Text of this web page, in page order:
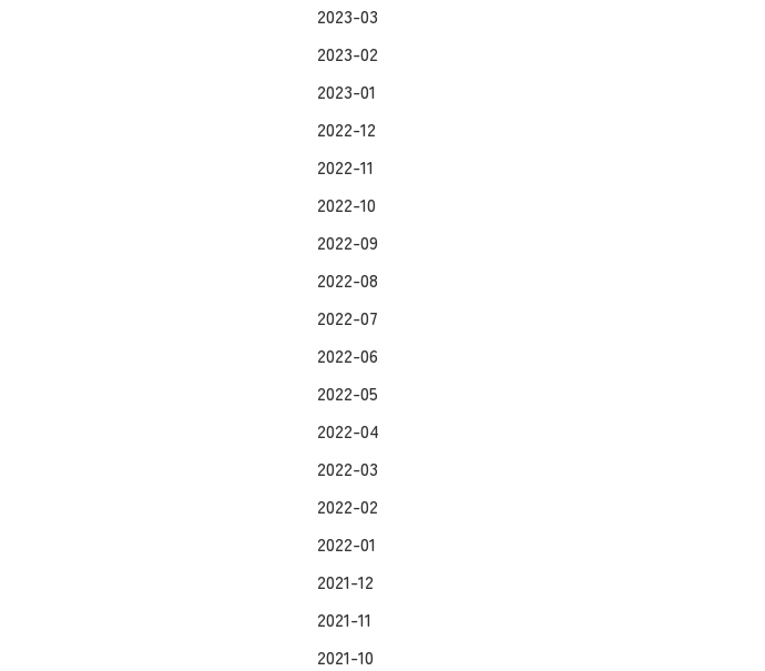
2023-03
2023-02
2023-01
2022-12
2022-11
2022-10
2022-09
2022-08
2022-07
2022-06
2022-05
2022-04
2022-03
2022-02
2022-01
2021-12
2021-11
2021-10